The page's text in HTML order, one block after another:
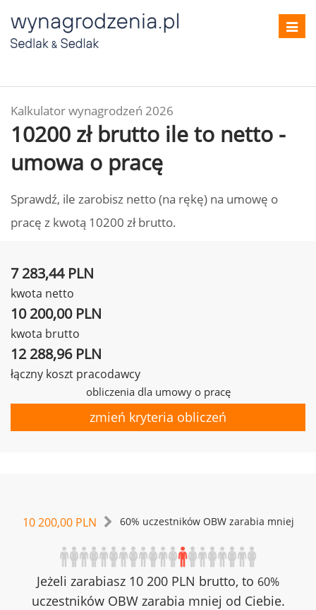
Kalkulator wynagrodzeń 2026
10200 zł brutto ile to netto -
umowa o pracę
Sprawdź, ile zarobisz netto (na rękę) na umowę o
pracę z kwotą 10200 zł brutto.
7 283,44 PLN
kwota netto
10 200,00 PLN
kwota brutto
12 288,96 PLN
łączny koszt pracodawcy
obliczenia dla umowy o pracę
zmień kryteria obliczeń
10 200,00 PLN 60% uczestników OBW zarabia mniej
Jeżeli zarabiasz 10 200 PLN brutto, to 60%
uczestników OBW zarabia mniej od Ciebie.